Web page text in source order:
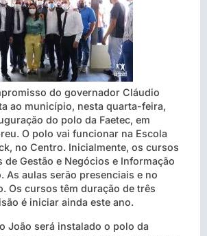
do governador Cláudio
ao município, nesta quarta-feira,
do polo da Faetec, em
O polo vai funcionar na Escola
no Centro. Inicialmente, os cursos
de Gestão e Negócios e Informação
As aulas serão presenciais e no
Os cursos têm duração de três
é iniciar ainda este ano.
João será instalado o polo da